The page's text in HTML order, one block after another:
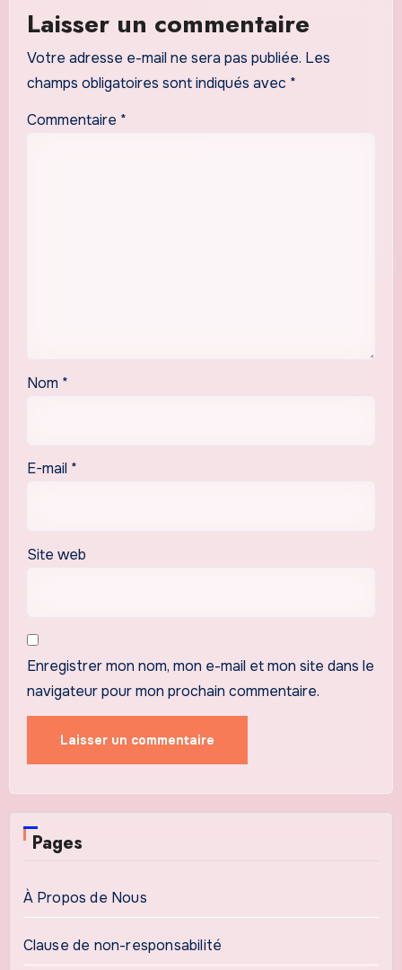
Laisser un commentaire
Votre adresse e-mail ne sera pas publiée. Les
champs obligatoires sont indiqués avec *
Commentaire *
Nom *
E-mail *
Site web
Enregistrer mon nom, mon e-mail et mon site dans le
navigateur pour mon prochain commentaire.
Pages
À Propos de Nous
Clause de non-responsabilité